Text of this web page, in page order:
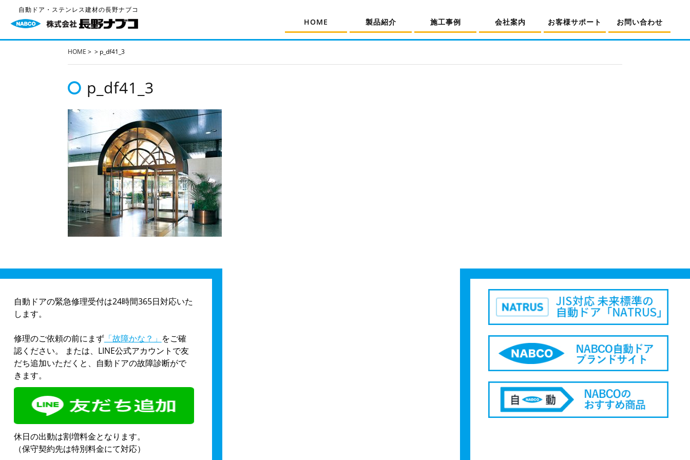
自動ドア・ステンレス建材の長野ナブコ
HOME 製品紹介 施工事例 会社案内 お客様サポート お問い合わせ
HOME > > p_df41_3
p_df41_3
自動ドアの緊急修理受付は24時間365日対応いた
します。
修理のご依頼の前にまず「故障かな？」 をご確
認ください。 または、LINE公式アカウントで友
だち追加いただくと、自動ドアの故障診断がで
きます。
休日の出動は割増料金となります。
（保守契約先は特別料金にて対応）